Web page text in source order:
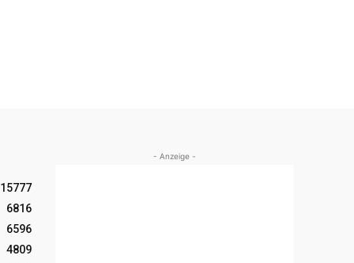
15777
6816
6596
4809
- Anzeige -